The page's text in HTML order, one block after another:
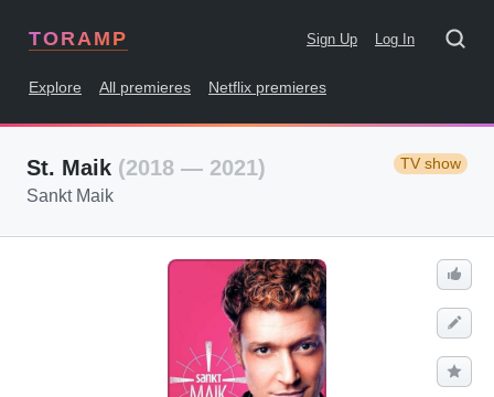
TORAMP Sign Up Log In
Explore All premieres Netflix premieres
St. Maik (2018 — 2021) TV show
Sankt Maik